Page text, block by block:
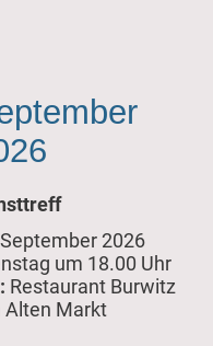
2026
um 18.00 Uhr
Restaurant Burwitz
Alten Markt